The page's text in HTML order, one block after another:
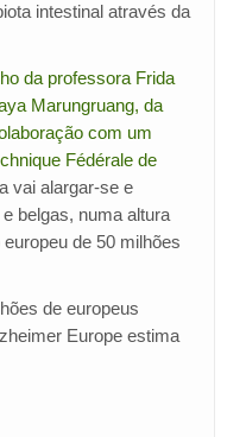
intestinal através da
da professora Frida
Marungruang, da
com um
Fédérale de
vai alargar-se e
belgas, numa altura
de 50 milhões
de europeus
Europe estima